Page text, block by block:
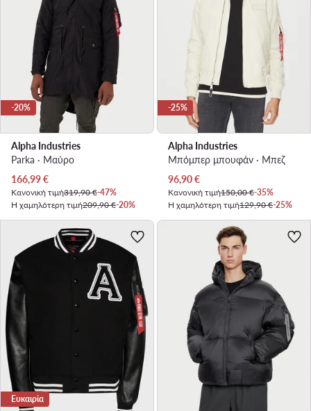
-20%
Alpha Industries
Parka · Μαύρο
Τρέχουσα τιμή
166,99€
Κανονική τιμή319,90 €-47%
Η χαμηλότερη τιμή209,90 €-20%
-25%
Alpha Industries
Μπόμπερ μπουφάν · Μπεζ
Τρέχουσα τιμή
96,90€
Κανονική τιμή150,00 €-35%
Η χαμηλότερη τιμή129,90 €-25%
Ευκαιρία